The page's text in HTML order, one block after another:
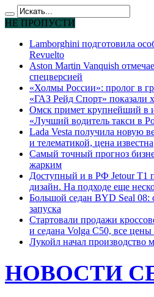
НЕ ПРОПУСТИ
Lamborghini подготовила
Revuelto
Aston Martin Vanquish
спецверсией
«Холмы России»: пролог в
«ГАЗ Рейд Спорт» показали
Омск примет крупнейший в
«Лучший водитель такси в
Lada Vesta получила новую
и телематикой, цена известна
Самый точный прогноз
жарким
Доступный и в РФ Jetour T1
дизайн. На подходе еще
Большой седан BYD Seal 08:
запуска
Стартовали продажи
и седана Volga C50, все цены
Лукойл начал производство
НОВОСТИ